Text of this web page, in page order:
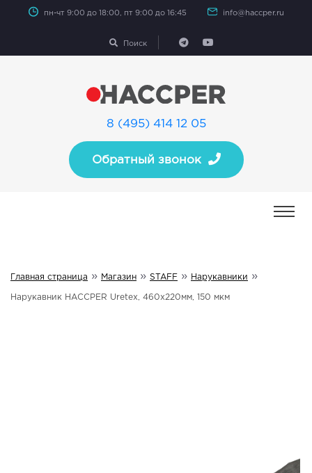
пн-чт 9:00 до 18:00, пт 9:00 до 16:45 info@haccper.ru
Поиск
8 (495) 414 12 05
Обратный звонок
Главная страница » Магазин » STAFF » Нарукавники »
Нарукавник HACCPER Uretex, 460х220мм, 150 мкм